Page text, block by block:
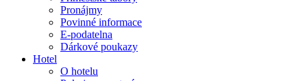
Pronájmy
Povinné informace
E-podatelna
Dárkové poukazy
Hotel
O hotelu